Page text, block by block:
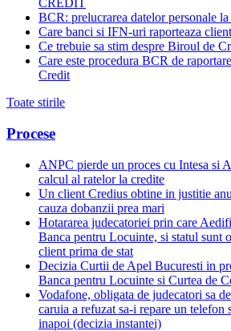
CREDIT
BCR: prelucrarea datelor personale
Care banci si IFN-uri raporteaza
Ce trebuie sa stim despre Biroul de
Care este procedura BCR de
Credit
Toate stirile
Procese
ANPC pierde un proces cu Intesa si
calcul al ratelor la credite
Un client Credius obtine in justitie
cauza dobanzii prea mari
Hotararea judecatoriei prin care
Banca pentru Locuinte, si statul sunt
client prima de stat
Decizia Curtii de Apel Bucuresti in
Banca pentru Locuinte si Curtea de
Vodafone, obligata de judecatori sa
caruia a refuzat sa-i repare un telefon
inapoi (decizia instantei)